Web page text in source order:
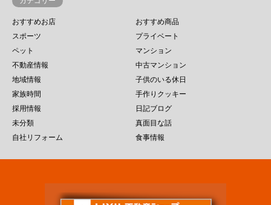
おすすめお店
おすすめ商品
スポーツ
プライベート
ペット
マンション
不動産情報
中古マンション
地域情報
子供のいる休日
家族時間
手作りクッキー
採用情報
日記ブログ
未分類
真面目な話
自社リフォーム
食事情報